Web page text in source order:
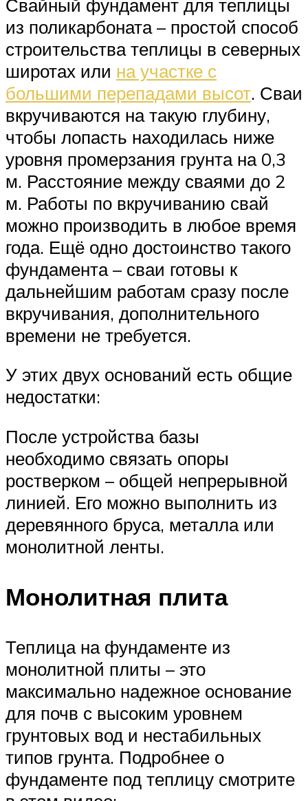
Свайный фундамент для теплицы
из поликарбоната – простой способ
строительства теплицы в северных
широтах или на участке с
большими перепадами высот. Сваи
вкручиваются на такую глубину,
чтобы лопасть находилась ниже
уровня промерзания грунта на 0,3
м. Расстояние между сваями до 2
м. Работы по вкручиванию свай
можно производить в любое время
года. Ещё одно достоинство такого
фундамента – сваи готовы к
дальнейшим работам сразу после
вкручивания, дополнительного
времени не требуется.
У этих двух оснований есть общие
недостатки:
После устройства базы
необходимо связать опоры
ростверком – общей непрерывной
линией. Его можно выполнить из
деревянного бруса, металла или
монолитной ленты.
Монолитная плита
Теплица на фундаменте из
монолитной плиты – это
максимально надежное основание
для почв с высоким уровнем
грунтовых вод и нестабильных
типов грунта. Подробнее о
фундаменте под теплицу смотрите